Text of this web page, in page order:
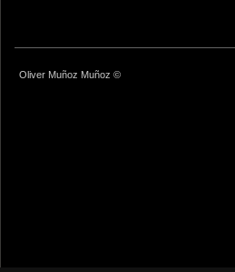
Oliver Muñoz Muñoz ©